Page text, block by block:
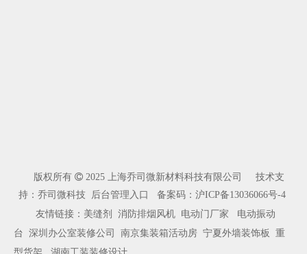
版权所有  2025 上海乔司微新材料科技有限公司 技术支
持：乔司微科技 后台管理入口 备案码： 沪ICP备13036066号-4
友情链接： 美缝剂 消防排烟风机 电动门厂家
电动振动
台 深圳办公室装修公司 南京集装箱活动房 宁夏外墙装饰板
重